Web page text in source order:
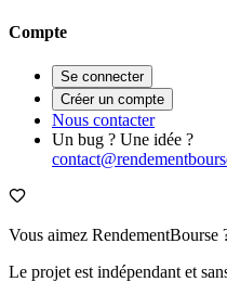
Compte
Se connecter
Créer un compte
Nous contacter
Un bug ? Une idée ?
Vous aimez RendementBourse
Le projet est indépendant et